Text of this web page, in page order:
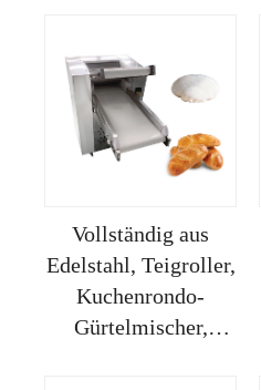
Vollständig aus
Edelstahl, Teigroller,
Kuchenrondo-
Gürtelmischer,